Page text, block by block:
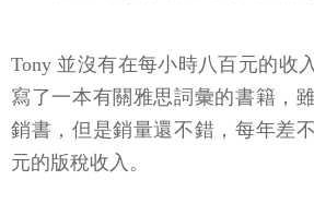
Tony 並沒有在每小時八百元的收
寫了一本有關雅思詞彙的書籍，
銷書，但是銷量還不錯，每年差
元的版稅收入。